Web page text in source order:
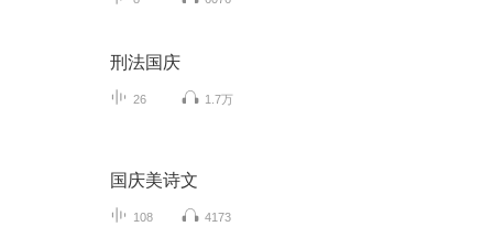
刑法国庆
26 1.7万
国庆美诗文
108 4173